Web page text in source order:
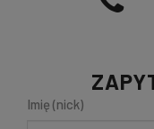
Imię (nick)